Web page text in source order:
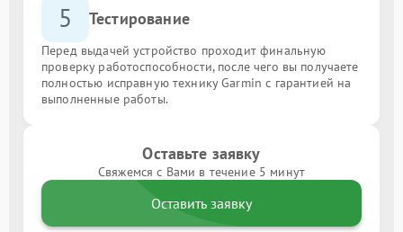
5 Тестирование
Перед выдачей устройство проходит финальную
проверку работоспособности, после чего вы получаете
полностью исправную технику Garmin с гарантией на
выполненные работы.
Оставьте заявку
Свяжемся с Вами в течение 5 минут
Оставить заявку